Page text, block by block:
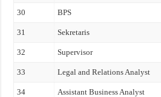
30 BPS
31 Sekretaris
32 Supervisor
33 Legal and Relations Analyst
34 Assistant Business Analyst